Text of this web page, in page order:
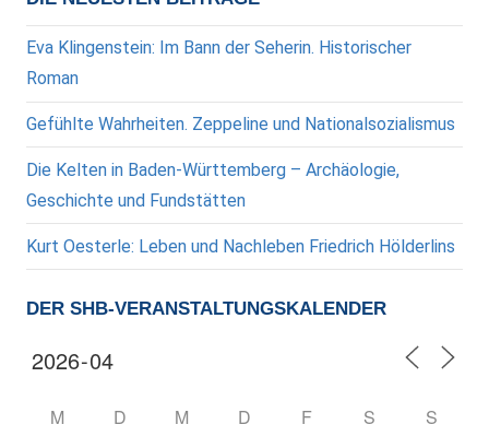
Eva Klingenstein: Im Bann der Seherin. Historischer
Roman
Gefühlte Wahrheiten. Zeppeline und Nationalsozialismus
Die Kelten in Baden-Württemberg – Archäologie,
Geschichte und Fundstätten
Kurt Oesterle: Leben und Nachleben Friedrich Hölderlins
DER SHB-VERANSTALTUNGSKALENDER
M D M D F S S